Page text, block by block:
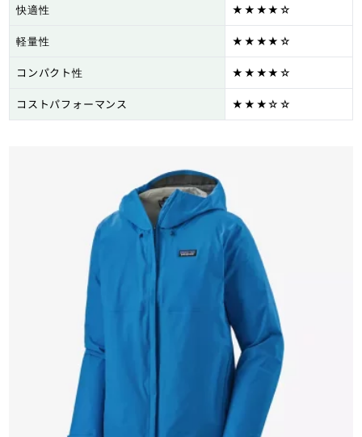
快適性 ★★★★☆
軽量性 ★★★★☆
コンパクト性 ★★★★☆
コストパフォーマンス ★★★☆☆